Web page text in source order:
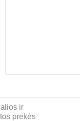
ir
prekės